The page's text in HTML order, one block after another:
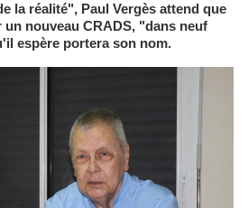
la réalité", Paul Vergès attend que
nouveau CRADS, "dans neuf
espère portera son nom.